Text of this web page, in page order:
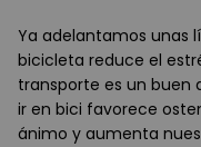
Ya adelantamos unas
bicicleta reduce el
transporte es un buen
ir en bici favorece
ánimo y aumenta